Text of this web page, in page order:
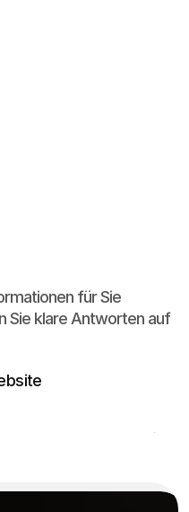
für Sie
Sie klare Antworten auf
und visuelle
moderne